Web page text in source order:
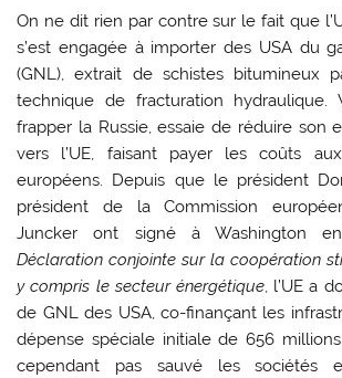
On ne dit rien par contre sur le fait que
s’est engagée à importer des USA du
(GNL), extrait de schistes bitumineux
technique de fracturation hydraulique.
frapper la Russie, essaie de réduire son
vers l’UE, faisant payer les coûts
européens. Depuis que le président
président de la Commission
Juncker ont signé à Washington
Déclaration conjointe sur la coopération
y compris le secteur énergétique, l’UE a
de GNL des USA, co-finançant les
dépense spéciale initiale de 656 millions
cependant pas sauvé les sociétés